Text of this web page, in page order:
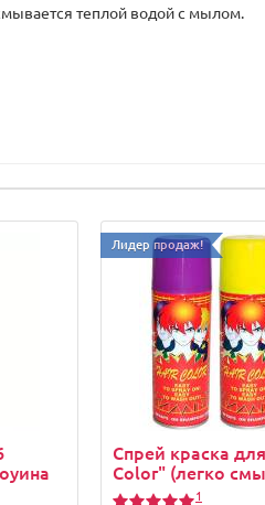
теплой водой с мылом.
Лидер продаж!
Спрей краска
Color" (легко
1